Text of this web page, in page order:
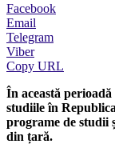
Facebook
Email
Telegram
Viber
Copy URL
În această
studiile în
programe de studii
din țară.